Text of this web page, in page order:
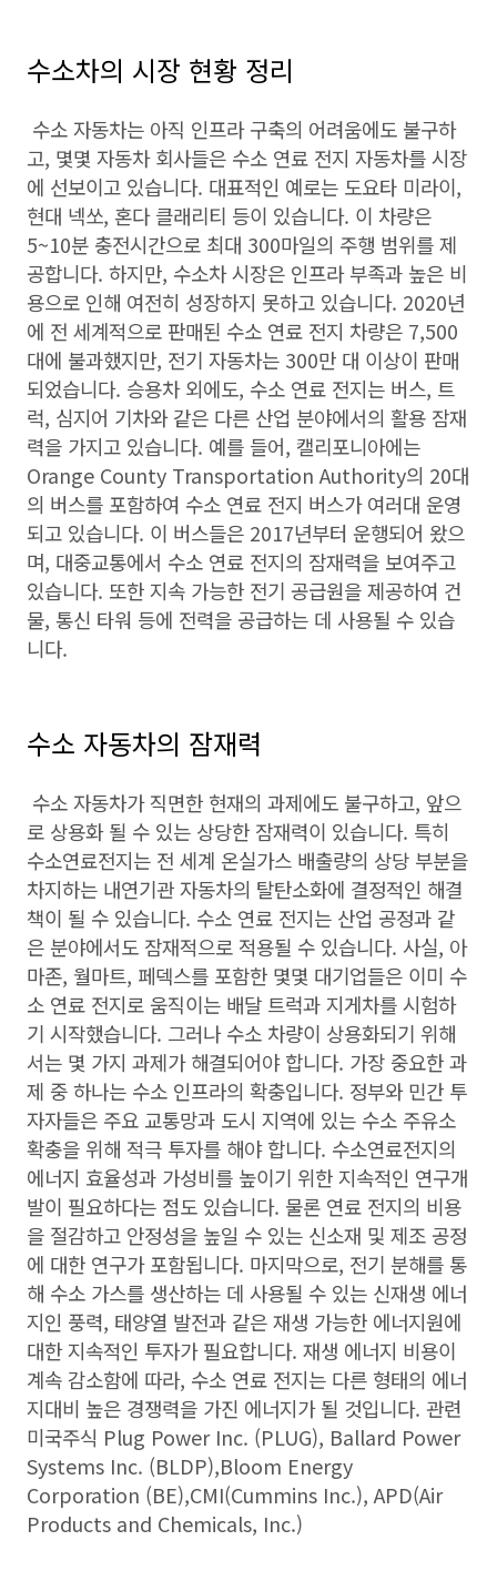
수소차의 시장 현황 정리
수소 자동차는 아직 인프라 구축의 어려움에도 불구하
고, 몇몇 자동차 회사들은 수소 연료 전지 자동차를 시장
에 선보이고 있습니다. 대표적인 예로는 도요타 미라이,
현대 넥쏘, 혼다 클래리티 등이 있습니다. 이 차량은
5~10분 충전시간으로 최대 300마일의 주행 범위를 제
공합니다. 하지만, 수소차 시장은 인프라 부족과 높은 비
용으로 인해 여전히 성장하지 못하고 있습니다. 2020년
에 전 세계적으로 판매된 수소 연료 전지 차량은 7,500
대에 불과했지만, 전기 자동차는 300만 대 이상이 판매
되었습니다. 승용차 외에도, 수소 연료 전지는 버스, 트
럭, 심지어 기차와 같은 다른 산업 분야에서의 활용 잠재
력을 가지고 있습니다. 예를 들어, 캘리포니아에는
Orange County Transportation Authority의 20대
의 버스를 포함하여 수소 연료 전지 버스가 여러대 운영
되고 있습니다. 이 버스들은 2017년부터 운행되어 왔으
며, 대중교통에서 수소 연료 전지의 잠재력을 보여주고
있습니다. 또한 지속 가능한 전기 공급원을 제공하여 건
물, 통신 타워 등에 전력을 공급하는 데 사용될 수 있습
니다.
수소 자동차의 잠재력
수소 자동차가 직면한 현재의 과제에도 불구하고, 앞으
로 상용화 될 수 있는 상당한 잠재력이 있습니다. 특히
수소연료전지는 전 세계 온실가스 배출량의 상당 부분을
차지하는 내연기관 자동차의 탈탄소화에 결정적인 해결
책이 될 수 있습니다. 수소 연료 전지는 산업 공정과 같
은 분야에서도 잠재적으로 적용될 수 있습니다. 사실, 아
마존, 월마트, 페덱스를 포함한 몇몇 대기업들은 이미 수
소 연료 전지로 움직이는 배달 트럭과 지게차를 시험하
기 시작했습니다. 그러나 수소 차량이 상용화되기 위해
서는 몇 가지 과제가 해결되어야 합니다. 가장 중요한 과
제 중 하나는 수소 인프라의 확충입니다. 정부와 민간 투
자자들은 주요 교통망과 도시 지역에 있는 수소 주유소
확충을 위해 적극 투자를 해야 합니다. 수소연료전지의
에너지 효율성과 가성비를 높이기 위한 지속적인 연구개
발이 필요하다는 점도 있습니다. 물론 연료 전지의 비용
을 절감하고 안정성을 높일 수 있는 신소재 및 제조 공정
에 대한 연구가 포함됩니다. 마지막으로, 전기 분해를 통
해 수소 가스를 생산하는 데 사용될 수 있는 신재생 에너
지인 풍력, 태양열 발전과 같은 재생 가능한 에너지원에
대한 지속적인 투자가 필요합니다. 재생 에너지 비용이
계속 감소함에 따라, 수소 연료 전지는 다른 형태의 에너
지대비 높은 경쟁력을 가진 에너지가 될 것입니다. 관련
미국주식 Plug Power Inc. (PLUG), Ballard Power
Systems Inc. (BLDP),Bloom Energy
Corporation (BE),CMI(Cummins Inc.), APD(Air
Products and Chemicals, Inc.)